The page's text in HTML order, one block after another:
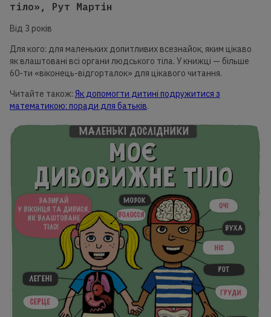
тіло», Рут Мартін
Від 3 років
Для кого: для маленьких допитливих всезнайок, яким цікаво
як влаштовані всі органи людського тіла. У книжці — більше
60-ти «віконець-відгорталок» для цікавого читання.
Читайте також: Як допомогти дитині подружитися з
математикою: поради для батьків.